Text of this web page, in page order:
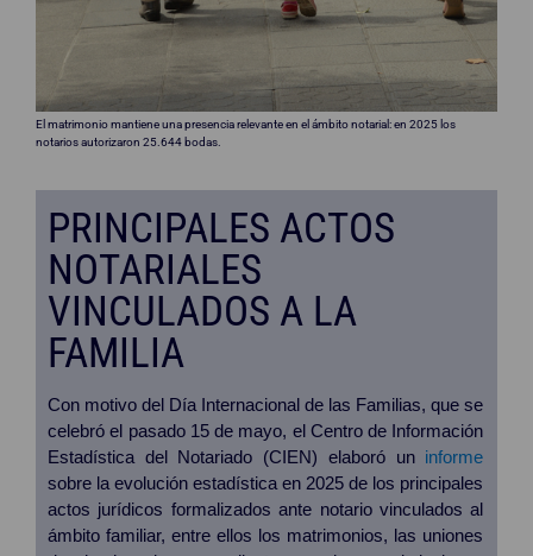
El matrimonio mantiene una presencia relevante en el ámbito notarial: en 2025 los
notarios autorizaron 25.644 bodas.
PRINCIPALES ACTOS
NOTARIALES
VINCULADOS A LA
FAMILIA
Con motivo del Día Internacional de las Familias, que se
celebró el pasado 15 de mayo, el Centro de Información
Estadística del Notariado (CIEN) elaboró un informe
sobre la evolución estadística en 2025 de los principales
actos jurídicos formalizados ante notario vinculados al
ámbito familiar, entre ellos los matrimonios, las uniones